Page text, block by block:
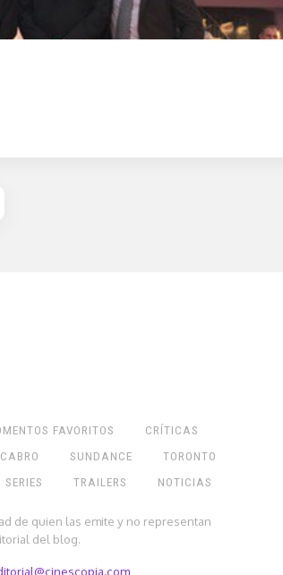
FAVORITOS
CRÍTICAS
SUNDANCE
TORONTO
SERIES TRAILERS NOTICIAS
de quien las emite y no representan
del blog.